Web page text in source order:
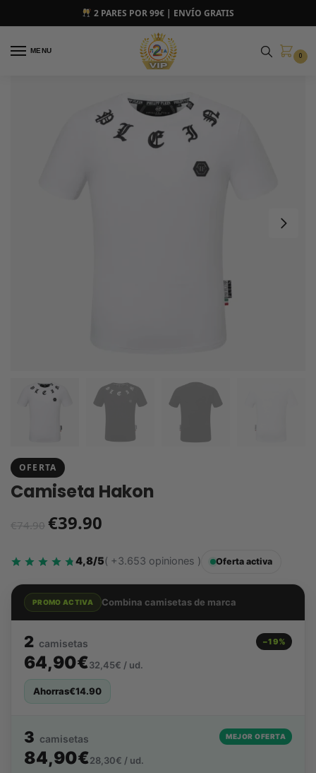
2 PARES POR 99€ | ENVÍO GRATIS
MENU
0
OFERTA
Camiseta Hakon
€74.90 €39.90
4,8/5( +3.653 opiniones ) Oferta activa
PROMO ACTIVA Combina camisetas de marca
2 camisetas −19%
64,90€32,45€ / ud.
Ahorras€14.90
3 camisetas MEJOR OFERTA
84,90€28,30€ / ud.